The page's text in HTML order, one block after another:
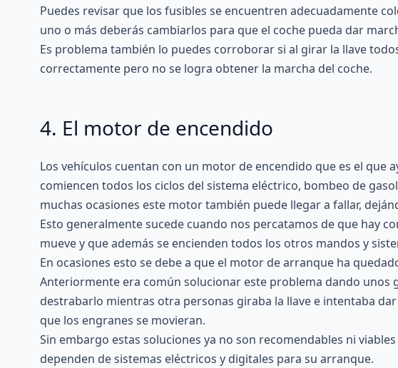
Puedes revisar que los fusibles se encuentren adecuadamente
uno o más deberás cambiarlos para que el coche pueda dar
Es problema también lo puedes corroborar si al girar la llave
correctamente pero no se logra obtener la marcha del coche.
4. El motor de encendido
Los vehículos cuentan con un motor de encendido que es el que
comiencen todos los ciclos del sistema eléctrico, bombeo de
muchas ocasiones este motor también puede llegar a fallar,
Esto generalmente sucede cuando nos percatamos de que hay
mueve y que además se encienden todos los otros mandos y
En ocasiones esto se debe a que el motor de arranque ha
Anteriormente era común solucionar este problema dando unos
destrabarlo mientras otra personas giraba la llave e intentaba
que los engranes se movieran.
Sin embargo estas soluciones ya no son recomendables ni
dependen de sistemas eléctricos y digitales para su arranque.